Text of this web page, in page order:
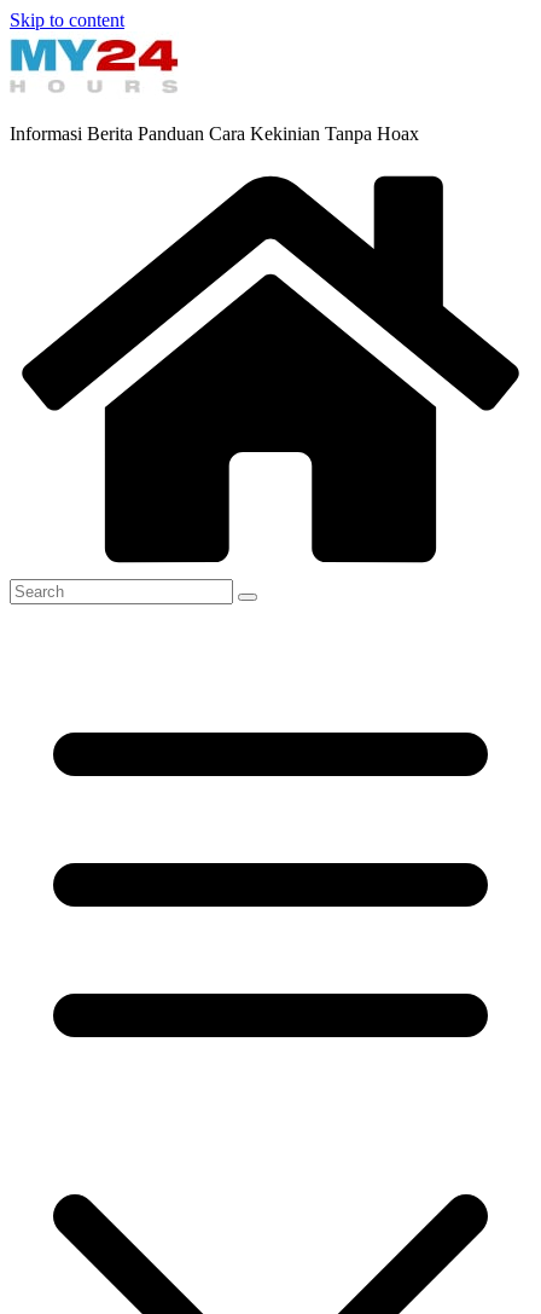
Skip to content
Informasi Berita Panduan Cara Kekinian Tanpa Hoax